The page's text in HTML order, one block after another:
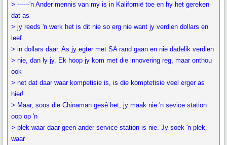
> ------'n Ander mennis van my is in Kalifornië toe en hy het gereken
dat as
> jy reeds 'n werk het is dit nie so erg nie want jy verdien dollars en
leef
> in dollars daar. As jy egter met SA rand gaan en nie dadelik verdien
> nie, dan ly jy. Ek hoop jy kom met die innovering reg, maar onthou
ook
> net dat daar waar kompetisie is, is die komptetisie veel erger as
hier!
> Maar, soos die Chinaman gesê het, jy maak nie 'n sevice station
oop op 'n
> plek waar daar geen ander service station is nie. Jy soek 'n plek
waar